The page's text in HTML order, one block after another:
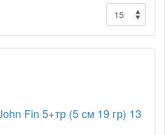
Fin 5+тр (5 см 19 гр) 13